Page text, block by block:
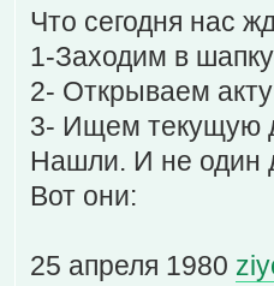
Что сегодня нас
1-Заходим в
2- Открываем
3- Ищем текущую
Нашли. И не один
Вот они:
25 апреля 1980